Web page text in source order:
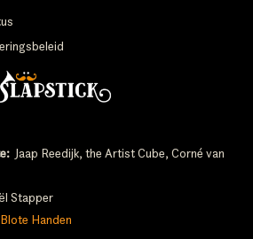
Jaap Reedijk, the Artist Cube, Corné van
Stapper
Blote Handen